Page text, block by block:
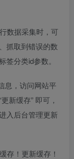
数据采集时，可
抓取到错误的数
分类id参数。
息，访问网站平
新缓存” 即可，
入后台管理更新
存！更新缓存！